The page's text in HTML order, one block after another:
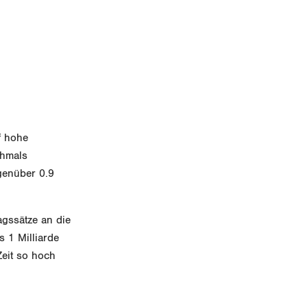
hohe
0.9
an die
1 Milliarde
so hoch